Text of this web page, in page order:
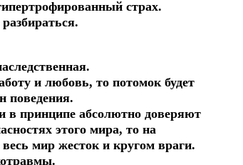
страх.
и любовь, то потомок будет
поведения.
в принципе абсолютно доверяют
этого мира, то на
мир жесток и кругом враги.